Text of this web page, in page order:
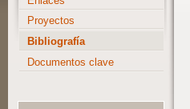
Proyectos
Bibliografía
Documentos clave